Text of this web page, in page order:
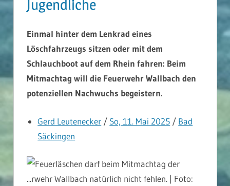
Jugendliche
Einmal hinter dem Lenkrad eines
Löschfahrzeugs sitzen oder mit dem
Schlauchboot auf dem Rhein fahren: Beim
Mitmachtag will die Feuerwehr Wallbach den
potenziellen Nachwuchs begeistern.
Gerd Leutenecker / So, 11. Mai 2025 / Bad
Säckingen